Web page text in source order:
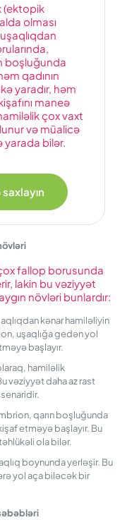
(ektopik
olması
boşluğunda
qadının
yaradır, həm
maneə
çox vaxt
və müalicə
bilər.
fallop borusunda
lakin bu vəziyyət
növləri bunlardır:
kənar hamiləliyin
uşaqlığa gedən yol
başlayır.
hamiləlik
vəziyyət daha az rast
qarın boşluğunda
etməyə başlayır. Bu
ola bilər.
boynunda yerləşir. Bu
yol aça biləcək bir